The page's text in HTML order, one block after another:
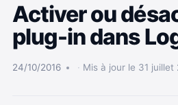
Activer ou
plug-in dans
24/10/2016 Mis à jour le 31 juillet